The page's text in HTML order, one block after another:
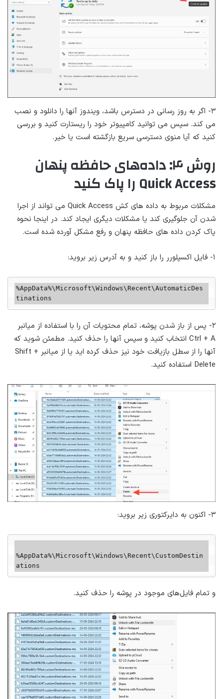
۳- اگر به روز رسانی در دسترس باشد، ویندوز آنها را دانلود و نصب
می کند. سپس می توانید کامپیوتر خود را ریستارت کنید و بررسی
کنید که آیا منوی دسترسی سریع بازگشته است یا خیر.
روش ۴: داده‌های حافظه پنهان
Quick Access را پاک کنید
مشکلات مربوط به داده های کش Quick Access می تواند از اجرا
شدن آن جلوگیری کند یا مشکلات دیگری ایجاد کند. در اینجا نحوه
پاک کردن داده های حافظه پنهان و رفع مشکل آورده شده است.
۱- فایل اکسپلورر را باز کنید و به آدرس زیر بروید:
%AppData%\Microsoft\Windows\Recent\AutomaticDes
tinations
۲- پس از باز شدن پوشه، تمام محتویات آن را با استفاده از میانبر
Ctrl + A انتخاب کنید و سپس آنها را حذف کنید. مطمئن شوید که
آنها را از سطل بازیافت خود نیز حذف کرده اید یا از میانبر Shift +
Delete استفاده کنید.
۳- اکنون به دایرکتوری زیر بروید:
%AppData%\Microsoft\Windows\Recent\CustomDestin
ations
و تمام فایل‌های موجود در پوشه را حذف کنید.